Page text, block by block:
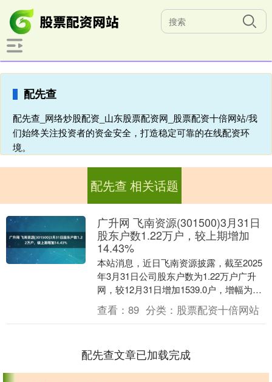
配先查
配先查_网络炒股配资_山东股票配资网_股票配资十倍网站/我
们始终关注投资者的资金安全，打造稳定可靠的在线配资环
境。
配先查 相关话题
广升网 飞南资源(301500)3月31日
股东户数1.22万户，较上期增加
14.43%
本站消息，近日飞南资源披露，截至2025
年3月31日公司股东户数为1.22万户广升
网，较12月31日增加1539.0户，增幅为
14.43%。户均持股数量由上期的....
查看： 89 分类： 股票配资十倍网站
配先查文章已加载完成